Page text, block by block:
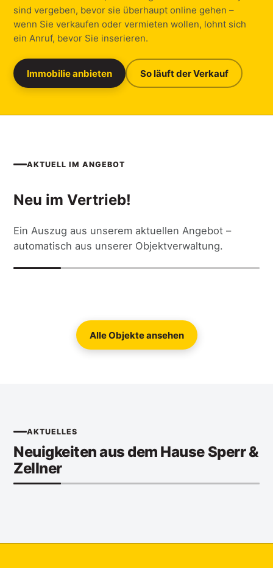
sind vergeben, bevor sie überhaupt online gehen –
wenn Sie verkaufen oder vermieten wollen, lohnt sich
ein Anruf, bevor Sie inserieren.
Immobilie anbieten So läuft der Verkauf
AKTUELL IM ANGEBOT
Neu im Vertrieb!
Ein Auszug aus unserem aktuellen Angebot –
automatisch aus unserer Objektverwaltung.
Alle Objekte ansehen
AKTUELLES
Neuigkeiten aus dem Hause Sperr &
Zellner